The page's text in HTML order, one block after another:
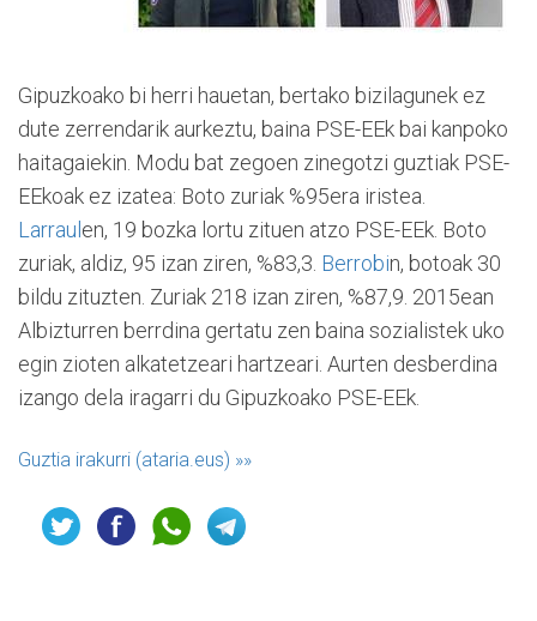
Gipuzkoako bi herri hauetan, bertako bizilagunek ez
dute zerrendarik aurkeztu, baina PSE-EEk bai kanpoko
haitagaiekin. Modu bat zegoen zinegotzi guztiak PSE-
EEkoak ez izatea: Boto zuriak %95era iristea.
Larraul en, 19 bozka lortu zituen atzo PSE-EEk. Boto
zuriak, aldiz, 95 izan ziren, %83,3. Berrobin, botoak 30
bildu zituzten. Zuriak 218 izan ziren, %87,9. 2015ean
Albizturren berrdina gertatu zen baina sozialistek uko
egin zioten alkatetzeari hartzeari. Aurten desberdina
izango dela iragarri du Gipuzkoako PSE-EEk.
Guztia irakurri (ataria.eus) »»